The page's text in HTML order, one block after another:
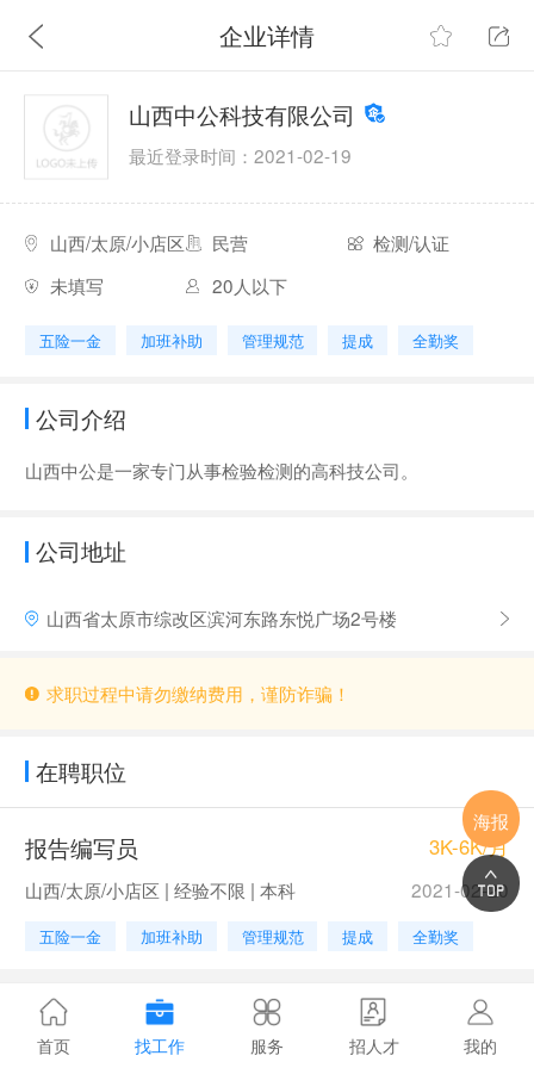
企业详情
山西中公科技有限公司
最近登录时间：2021-02-19
山西/太原/小店区 民营
检测/认证
未填写
20人以下
五险一金 加班补助 管理规范 提成 全勤奖
公司介绍
山西中公是一家专门从事检验检测的高科技公司。
公司地址
山西省太原市综改区滨河东路东悦广场2号楼
求职过程中请勿缴纳费用，谨防诈骗！
在聘职位
报告编写员 3K-6K/月
山西/太原/小店区 | 经验不限 | 本科 2021-02-20
五险一金 加班补助 管理规范 提成 全勤奖
海报
首页 找工作 服务 招人才 我的
0.9451s